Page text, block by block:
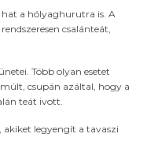
hat a hólyaghurutra is. A
csalánteát,
Több olyan esetet
csupán azáltal, hogy a
teát ivott.
akiket legyengít a tavaszi